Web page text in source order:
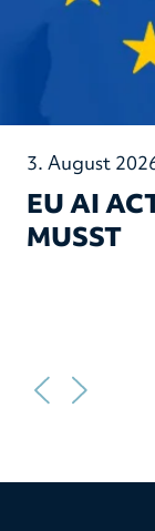
3. August
EU AI
MUSST